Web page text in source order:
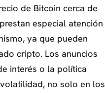
de Bitcoin cerca de
especial atención
ya que pueden
cripto. Los anuncios
interés o la política
no solo en los